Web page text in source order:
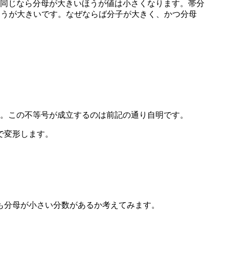
なら分母が大きいほうが値は小さくなります。帯分
が大きいです。なぜならば分子が大きく、かつ分母
の不等号が成立するのは前記の通り自明です。
形します。
母が小さい分数があるか考えてみます。